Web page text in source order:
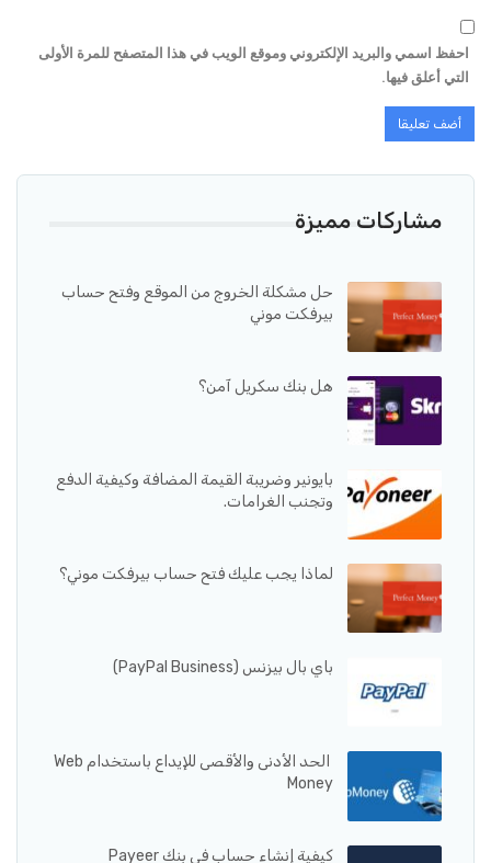
احفظ اسمي والبريد الإلكتروني وموقع الويب في هذا المتصفح للمرة الأولى
التي أعلق فيها.
مشاركات مميزة
حل مشكلة الخروج من الموقع وفتح حساب
بيرفكت موني
هل بنك سكريل آمن؟
بايونير وضريبة القيمة المضافة وكيفية الدفع
وتجنب الغرامات.
لماذا يجب عليك فتح حساب بيرفكت موني؟
باي بال بيزنس (PayPal Business)
الحد الأدنى والأقصى للإيداع باستخدام Web
Money
كيفية إنشاء حساب في بنك Payeer